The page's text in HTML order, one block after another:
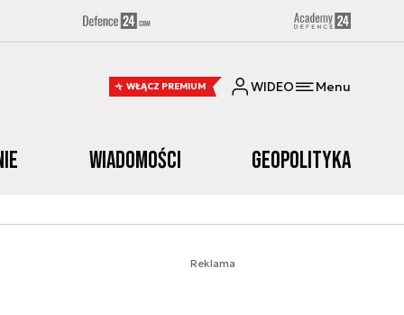
WŁĄCZ PREMIUM WIDEO Menu
Wiadomości Geopolityka
Reklama